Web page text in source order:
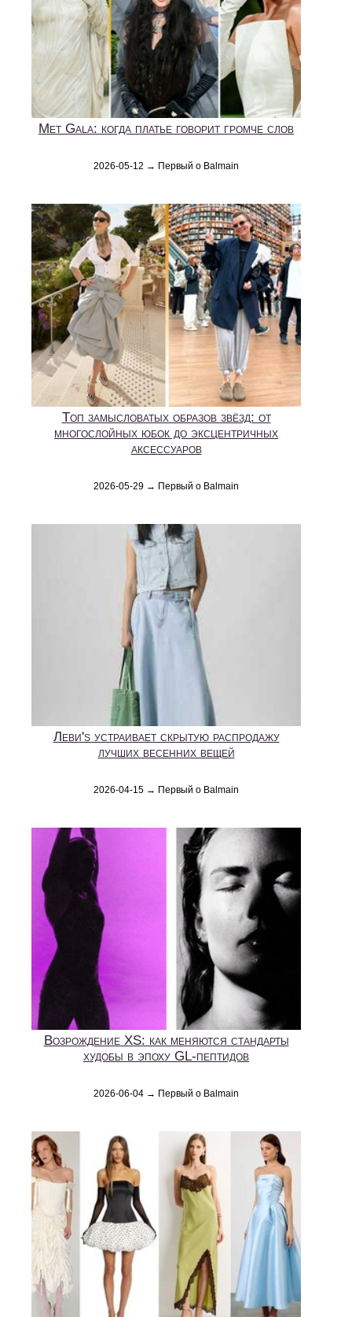
Met Gala: когда платье говорит громче слов
2026-05-12 → Первый о Balmain
Топ замысловатых образов звёзд: от
многослойных юбок до эксцентричных
аксессуаров
2026-05-29 → Первый о Balmain
Леви's устраивает скрытую распродажу
лучших весенних вещей
2026-04-15 → Первый о Balmain
Возрождение XS: как меняются стандарты
худобы в эпоху GL‑пептидов
2026-06-04 → Первый о Balmain